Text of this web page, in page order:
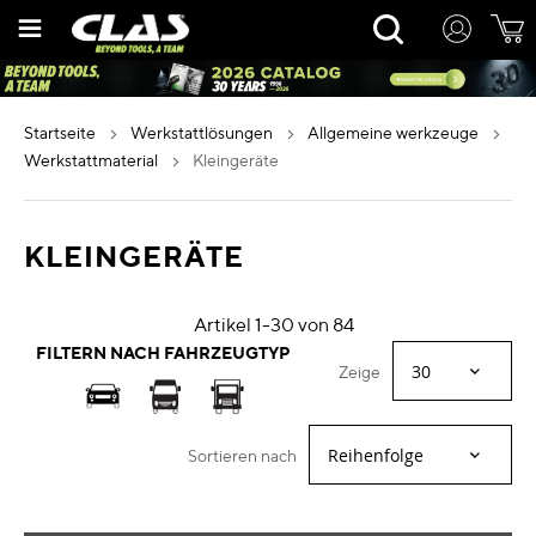
Inhalt
Rechercher
startseite werkstattlösungen
allgemeine werkzeuge
werkstattmaterial
kleingeräte
KLEINGERÄTE
Artikel 1-30 von 84
FILTERN NACH FAHRZEUGTYP
Zeige
Sortieren nach